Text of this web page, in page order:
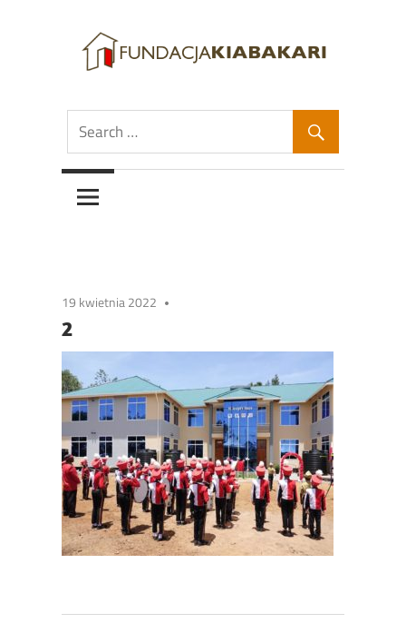
content
Fundacja
Kiabakari
Kiabakari
19 kwietnia 2022
2